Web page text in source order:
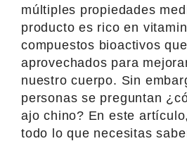
múltiples propiedades
producto es rico en
compuestos bioactivos
aprovechados para
nuestro cuerpo. Sin
personas se preguntan
ajo chino? En este
todo lo que necesitas